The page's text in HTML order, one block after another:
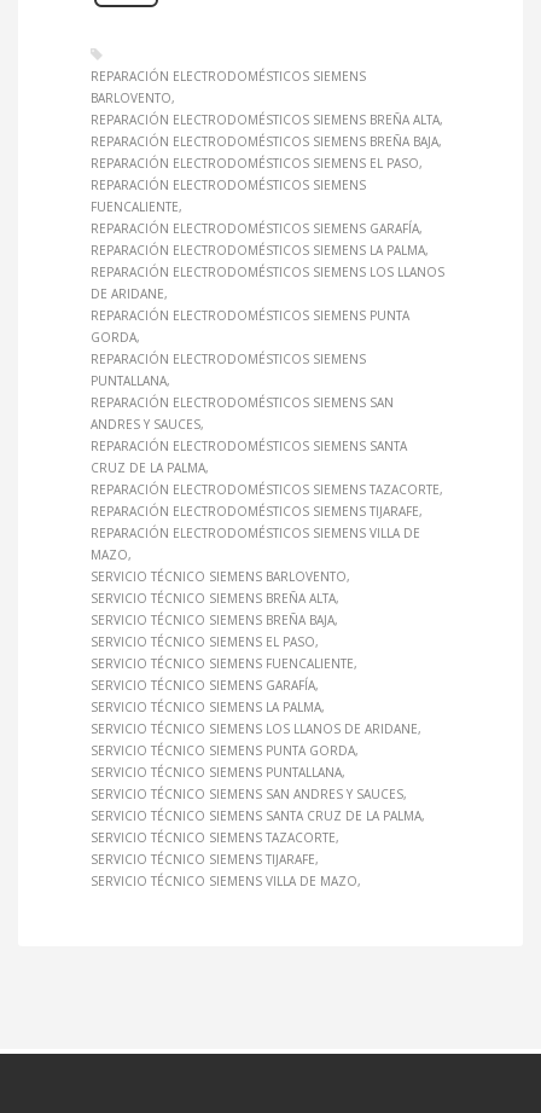
REPARACIÓN ELECTRODOMÉSTICOS SIEMENS
BARLOVENTO
REPARACIÓN ELECTRODOMÉSTICOS SIEMENS BREÑA ALTA
REPARACIÓN ELECTRODOMÉSTICOS SIEMENS BREÑA BAJA
REPARACIÓN ELECTRODOMÉSTICOS SIEMENS EL PASO
REPARACIÓN ELECTRODOMÉSTICOS SIEMENS
FUENCALIENTE
REPARACIÓN ELECTRODOMÉSTICOS SIEMENS GARAFÍA
REPARACIÓN ELECTRODOMÉSTICOS SIEMENS LA PALMA
REPARACIÓN ELECTRODOMÉSTICOS SIEMENS LOS LLANOS
DE ARIDANE
REPARACIÓN ELECTRODOMÉSTICOS SIEMENS PUNTA
GORDA
REPARACIÓN ELECTRODOMÉSTICOS SIEMENS
PUNTALLANA
REPARACIÓN ELECTRODOMÉSTICOS SIEMENS SAN
ANDRES Y SAUCES
REPARACIÓN ELECTRODOMÉSTICOS SIEMENS SANTA
CRUZ DE LA PALMA
REPARACIÓN ELECTRODOMÉSTICOS SIEMENS TAZACORTE
REPARACIÓN ELECTRODOMÉSTICOS SIEMENS TIJARAFE
REPARACIÓN ELECTRODOMÉSTICOS SIEMENS VILLA DE
MAZO
SERVICIO TÉCNICO SIEMENS BARLOVENTO
SERVICIO TÉCNICO SIEMENS BREÑA ALTA
SERVICIO TÉCNICO SIEMENS BREÑA BAJA
SERVICIO TÉCNICO SIEMENS EL PASO
SERVICIO TÉCNICO SIEMENS FUENCALIENTE
SERVICIO TÉCNICO SIEMENS GARAFÍA
SERVICIO TÉCNICO SIEMENS LA PALMA
SERVICIO TÉCNICO SIEMENS LOS LLANOS DE ARIDANE
SERVICIO TÉCNICO SIEMENS PUNTA GORDA
SERVICIO TÉCNICO SIEMENS PUNTALLANA
SERVICIO TÉCNICO SIEMENS SAN ANDRES Y SAUCES
SERVICIO TÉCNICO SIEMENS SANTA CRUZ DE LA PALMA
SERVICIO TÉCNICO SIEMENS TAZACORTE
SERVICIO TÉCNICO SIEMENS TIJARAFE
SERVICIO TÉCNICO SIEMENS VILLA DE MAZO